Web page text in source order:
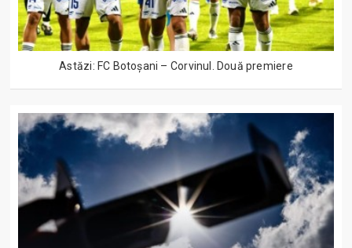
Astăzi: FC Botoșani – Corvinul. Două premiere